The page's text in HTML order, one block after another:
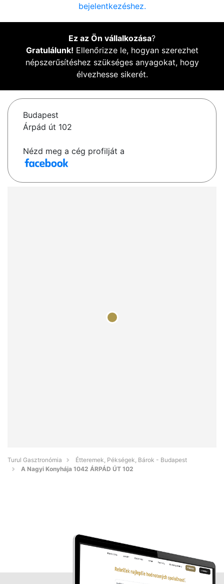
bejelentkezéshez.
Ez az Ön vállalkozása?
Gratulálunk! Ellenőrizze le, hogyan szerezhet
népszerűsítéshez szükséges anyagokat, hogy
élvezhesse sikerét.
Budapest
Árpád út 102
Nézd meg a cég profilját a
Turul Gasztronómia
Étteremek, Pékségek, Bárok - Budapest
A Nagyi Konyhája 1042 ÁRPÁD ÚT 102